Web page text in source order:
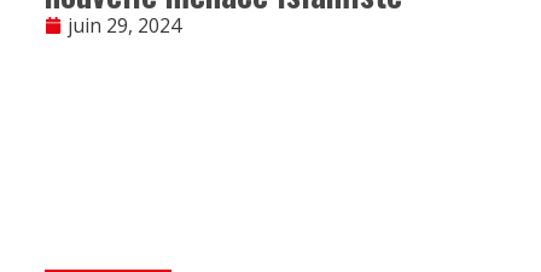
juin 29, 2024